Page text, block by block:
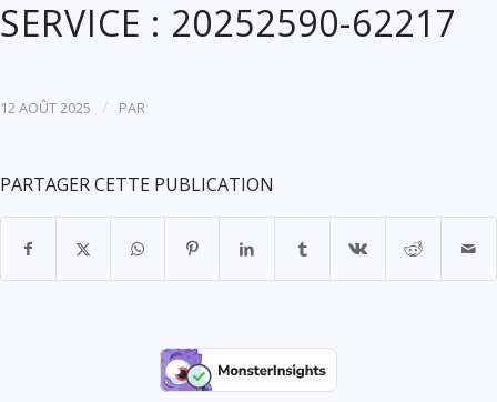
SERVICE : 20252590-62217
12 AOÛT 2025 / PAR
PARTAGER CETTE PUBLICATION